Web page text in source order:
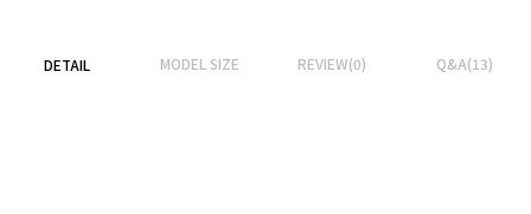
DETAIL MODEL SIZE REVIEW(0) Q&A(13)